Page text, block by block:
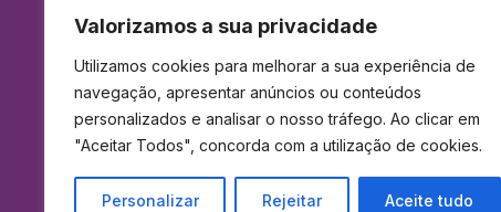
Valorizamos a sua privacidade
Utilizamos cookies para melhorar a sua experiência de
navegação, apresentar anúncios ou conteúdos
personalizados e analisar o nosso tráfego. Ao clicar em
"Aceitar Todos", concorda com a utilização de cookies.
Personalizar Rejeitar Aceite tudo
284 419 900
rede fixa nacional)
E-mail:
geral@cm-cuba.pt
Horário de Funcionamento:
Das 9h00 às 12h30 e das 14h00 às 17h30